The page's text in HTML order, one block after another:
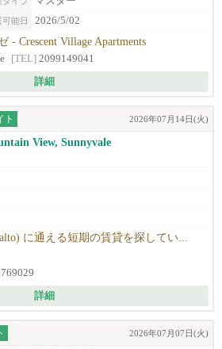
可能日 2026/5/02
- Crescent Village Apartments
[TEL] 2099149041
詳細
ト 2026年07月14日(火)
View, Sunnyvale
に通える短期の賃貸を探してい...
詳細
2026年07月07日(火)